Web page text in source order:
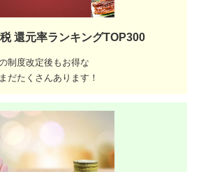
還元率ランキングTOP300
制度改定後もお得な
だたくさんあります！